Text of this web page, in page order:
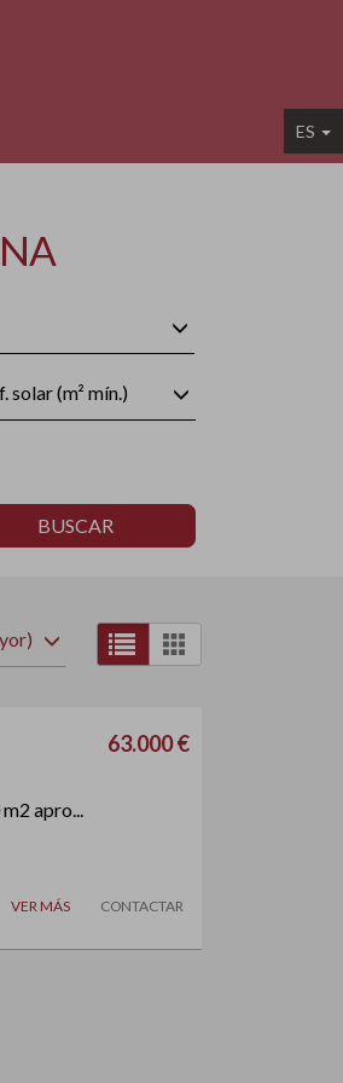
ES
solar (m² mín.)
BUSCAR
63.000 €
apro...
CONTACTAR
VER MÁS